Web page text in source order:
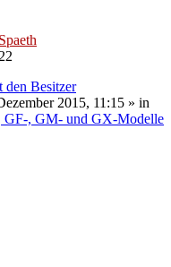
Besitzer
2015, 11:15 » in
GF-, GM- und GX-Modelle